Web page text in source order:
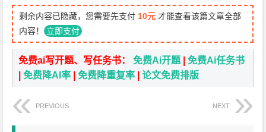
剩余内容已隐藏，您需要先支付 10元 才能查看该篇文章全部
内容！ 立即支付
免费ai写开题、写任务书：免费Ai开题 |免费Ai任务书
|免费降AI率 |免费降重复率 |论文免费排版
PREVIOUS NEXT